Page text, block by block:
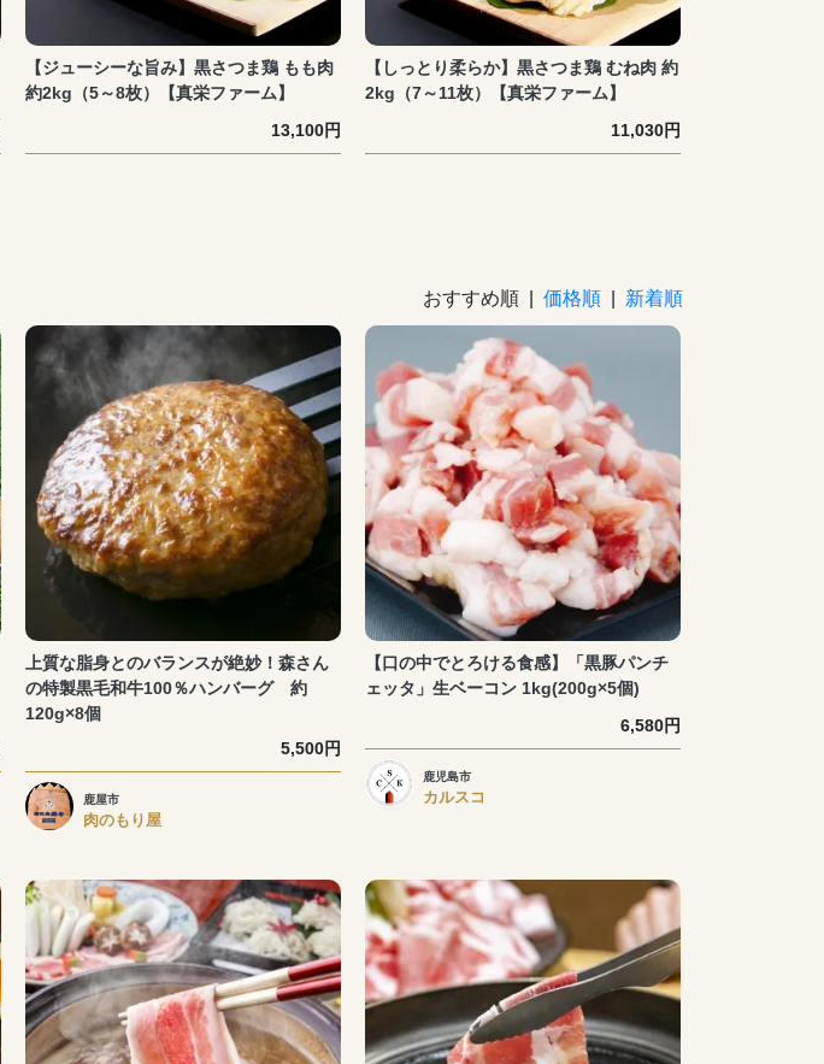
【ジューシーな旨み】黒さつま鶏 もも肉
約2kg（5～8枚）【真栄ファーム】
13,100円
【しっとり柔らか】黒さつま鶏 むね肉 約
2kg（7～11枚）【真栄ファーム】
11,030円
おすすめ順 | 価格順 新着順
上質な脂身とのバランスが絶妙！森さん
の特製黒毛和牛100％ハンバーグ 約
120g×8個
5,500円
鹿屋市
肉のもり屋
【口の中でとろける食感】「黒豚パンチ
ェッタ」生ベーコン 1kg(200g×5個)
6,580円
鹿児島市
カルスコ